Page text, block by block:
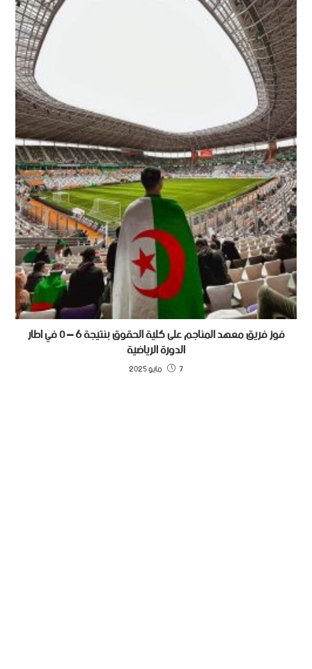
فوز فريق معهد المناجم على كلية الحقوق بنتيجة 6 – 0 في اطار
الدورة الرياضية
7 مايو 2025